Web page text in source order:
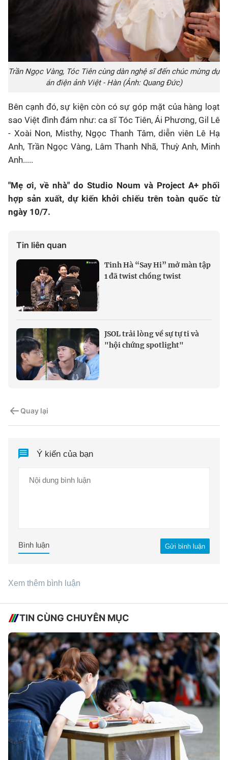
Trần Ngọc Vàng, Tóc Tiên cùng dàn nghệ sĩ đến chúc mừng dự
án điện ảnh Việt - Hàn (Ảnh: Quang Đức)
Bên cạnh đó, sự kiện còn có sự góp mặt của hàng loạt
sao Việt đình đám như: ca sĩ Tóc Tiên, Ái Phương, Gil Lê
- Xoài Non, Misthy, Ngọc Thanh Tâm, diễn viên Lê Hạ
Anh, Trần Ngọc Vàng, Lâm Thanh Nhã, Thuỳ Anh, Minh
Anh.....
"Mẹ ơi, về nhà" do Studio Noum và Project A+ phối
hợp sản xuất, dự kiến khởi chiếu trên toàn quốc từ
ngày 10/7.
Tin liên quan
Tinh Hà “Say Hi” mở màn tập
1 đã twist chồng twist
JSOL trải lòng về sự tự ti và
"hội chứng spotlight"
Quay lại
Ý kiến của bạn
Gửi bình luận
Bình luận
Xem thêm bình luận
TIN CÙNG CHUYÊN MỤC